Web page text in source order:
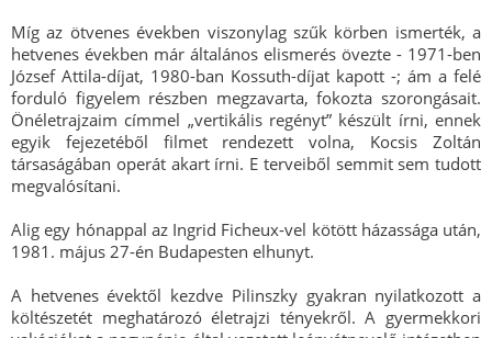
Míg az ötvenes években viszonylag szűk körben ismerték, a
hetvenes években már általános elismerés övezte - 1971-ben
József Attila-díjat, 1980-ban Kossuth-díjat kapott -; ám a felé
forduló figyelem részben megzavarta, fokozta szorongásait.
Önéletrajzaim címmel „vertikális regényt” készült írni, ennek
egyik fejezetéből filmet rendezett volna, Kocsis Zoltán
társaságában operát akart írni. E terveiből semmit sem tudott
megvalósítani.
Alig egy hónappal az Ingrid Ficheux-vel kötött házassága után,
1981. május 27-én Budapesten elhunyt.
A hetvenes évektől kezdve Pilinszky gyakran nyilatkozott a
költészetét meghatározó életrajzi tényekről. A gyermekkori